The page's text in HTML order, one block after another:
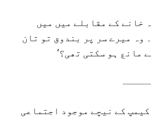
خانے کے مقابلے میں میں
وہ میرے سر پر بندوق تو تان
مانع ہو سکتی تھی؟‘
کیمپ کے نیچے موجود اجتماعی